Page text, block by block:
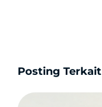
Posting Terkait